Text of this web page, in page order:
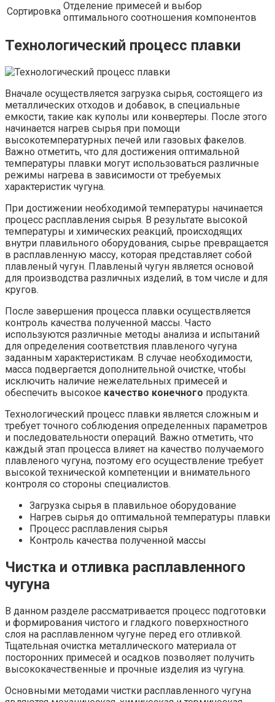
Сортировка Отделение примесей и выбор
оптимального соотношения компонентов
Технологический процесс плавки
Вначале осуществляется загрузка сырья, состоящего из
металлических отходов и добавок, в специальные
емкости, такие как куполы или конвертеры. После этого
начинается нагрев сырья при помощи
высокотемпературных печей или газовых факелов.
Важно отметить, что для достижения оптимальной
температуры плавки могут использоваться различные
режимы нагрева в зависимости от требуемых
характеристик чугуна.
При достижении необходимой температуры начинается
процесс расплавления сырья. В результате высокой
температуры и химических реакций, происходящих
внутри плавильного оборудования, сырье превращается
в расплавленную массу, которая представляет собой
плавленый чугун. Плавленый чугун является основой
для производства различных изделий, в том числе и для
кругов.
После завершения процесса плавки осуществляется
контроль качества полученной массы. Часто
используются различные методы анализа и испытаний
для определения соответствия плавленого чугуна
заданным характеристикам. В случае необходимости,
масса подвергается дополнительной очистке, чтобы
исключить наличие нежелательных примесей и
обеспечить высокое качество конечного продукта.
Технологический процесс плавки является сложным и
требует точного соблюдения определенных параметров
и последовательности операций. Важно отметить, что
каждый этап процесса влияет на качество получаемого
плавленого чугуна, поэтому его осуществление требует
высокой технической компетенции и внимательного
контроля со стороны специалистов.
Загрузка сырья в плавильное оборудование
Нагрев сырья до оптимальной температуры плавки
Процесс расплавления сырья
Контроль качества полученной массы
Чистка и отливка расплавленного
чугуна
В данном разделе рассматривается процесс подготовки
и формирования чистого и гладкого поверхностного
слоя на расплавленном чугуне перед его отливкой.
Тщательная очистка металлического материала от
посторонних примесей и осадков позволяет получить
высококачественные и прочные изделия из чугуна.
Основными методами чистки расплавленного чугуна